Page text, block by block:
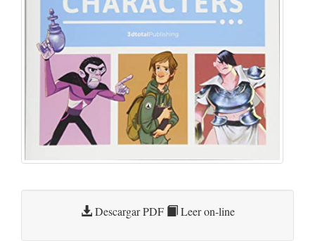
Descargar PDF Leer on-line